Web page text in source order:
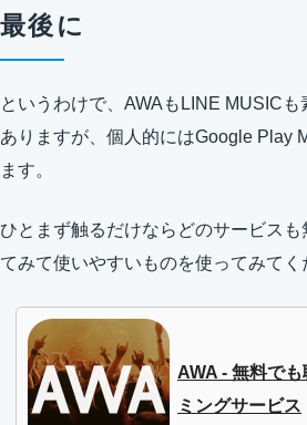
最後に
というわけで、AWAもLINE MUSIC
ありますが、個人的にはGoogle Play
ます。
ひとまず触るだけならどのサービス
てみて使いやすいものを使ってみてく
AWA - 無料で
ミングサービス